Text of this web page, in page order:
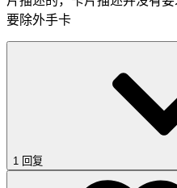
要除外手卡
1 回复